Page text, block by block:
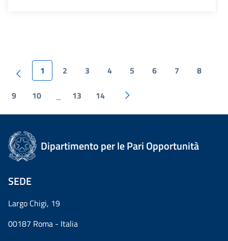
1 2 3 4 5 6 7 8
9 10 ... 13 14
Dipartimento per le Pari Opportunità
SEDE
Largo Chigi, 19
00187 Roma - Italia